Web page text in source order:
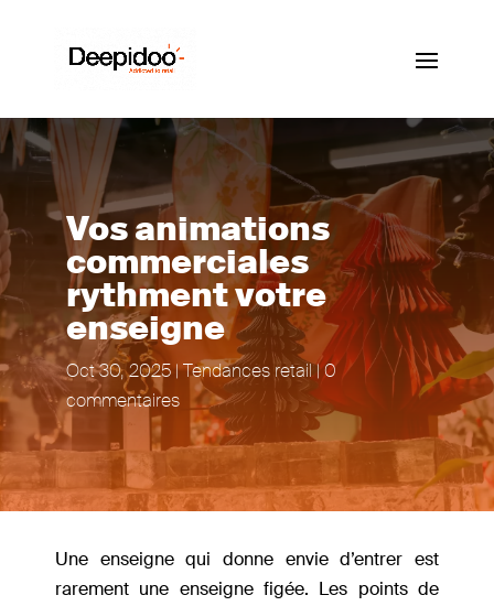
Vos animations
commerciales
rythment votre
enseigne
Oct 30, 2025|Tendances retail|0
commentaires
Une enseigne qui donne envie d’entrer est
rarement une enseigne figée. Les points de